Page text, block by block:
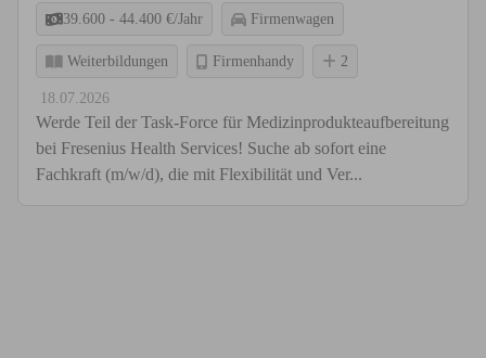
39.600 - 44.400 €/Jahr Firmenwagen
Weiterbildungen Firmenhandy 2
18.07.2026
Werde Teil der Task-Force für Medizinprodukteaufbereitung
bei Fresenius Health Services! Suche ab sofort eine
Fachkraft (m/w/d), die mit Flexibilität und Ver...